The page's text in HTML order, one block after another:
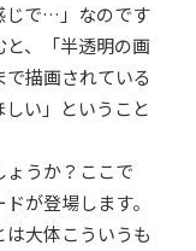
じで…」なのです
、「半透明の画
描画されている
い」ということ
うか？ここで
が登場します。
大体こういうも